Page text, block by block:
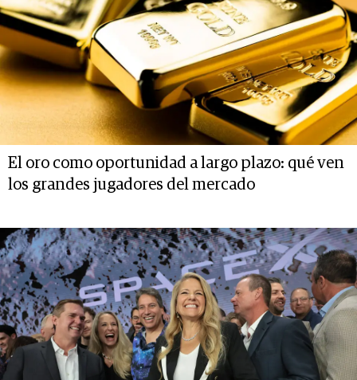
El oro como oportunidad a largo plazo: qué ven
los grandes jugadores del mercado